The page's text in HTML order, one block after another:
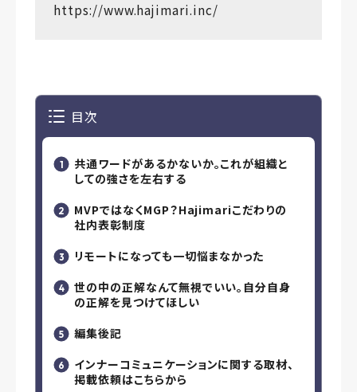
https://www.hajimari.inc/
目次
共通ワードがあるかないか。これが組織と
しての強さを左右する
MVPではなくMGP？Hajimariこだわりの
社内表彰制度
リモートになっても一切悩まなかった
世の中の正解なんて無視でいい。自分自身
の正解を見つけてほしい
編集後記
インナーコミュニケーションに関する取材、
掲載依頼はこちらから